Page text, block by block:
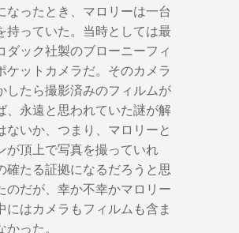
なったとき、マロリーは一台
持っていた。当時としては最
ダック社製のブローニーフィ
ケットカメラだ。そのカメラ
したら撮影済みのフィルムが
、永遠と思われていた謎が解
ないか、つまり、マロリーと
が頂上で写真を撮っていれ
確たる証拠になるだろうと思
のだが、幸か不幸かマロリー
にはカメラもフィルムも含ま
った。